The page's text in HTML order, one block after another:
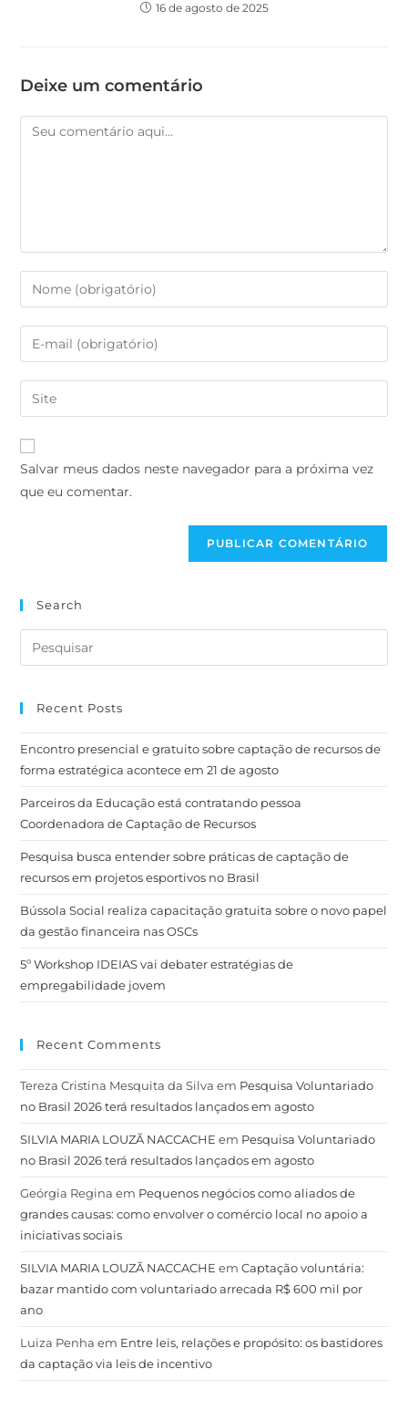
16 de agosto de 2025
Deixe um comentário
Salvar meus dados neste navegador para a próxima vez
que eu comentar.
Search
Recent Posts
Encontro presencial e gratuito sobre captação de recursos de
forma estratégica acontece em 21 de agosto
Parceiros da Educação está contratando pessoa
Coordenadora de Captação de Recursos
Pesquisa busca entender sobre práticas de captação de
recursos em projetos esportivos no Brasil
Bússola Social realiza capacitação gratuita sobre o novo papel
da gestão financeira nas OSCs
5º Workshop IDEIAS vai debater estratégias de
empregabilidade jovem
Recent Comments
Tereza Cristina Mesquita da Silva em Pesquisa Voluntariado
no Brasil 2026 terá resultados lançados em agosto
SILVIA MARIA LOUZÃ NACCACHE em Pesquisa Voluntariado
no Brasil 2026 terá resultados lançados em agosto
Geórgia Regina em Pequenos negócios como aliados de
grandes causas: como envolver o comércio local no apoio a
iniciativas sociais
SILVIA MARIA LOUZÃ NACCACHE emCaptação voluntária:
bazar mantido com voluntariado arrecada R$ 600 mil por
ano
Luiza Penha em Entre leis, relações e propósito: os bastidores
da captação via leis de incentivo